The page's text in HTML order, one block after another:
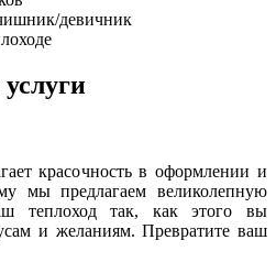
девичник
красочность в оформлении и
мы предлагаем великолепную
теплоход так, как этого вы
и желаниям. Превратите ваш